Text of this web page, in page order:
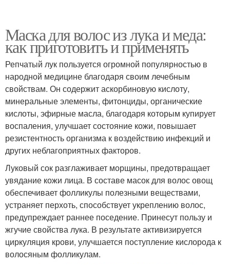
Маска для волос из лука и меда:
как приготовить и применять
Репчатый лук пользуется огромной популярностью в
народной медицине благодаря своим лечебным
свойствам. Он содержит аскорбиновую кислоту,
минеральные элементы, фитонциды, органические
кислоты, эфирные масла, благодаря которым купирует
воспаления, улучшает состояние кожи, повышает
резистентность организма к воздействию инфекций и
других неблагоприятных факторов.
Луковый сок разглаживает морщины, предотвращает
увядание кожи лица. В составе масок для волос овощ
обеспечивает фолликулы полезными веществами,
устраняет перхоть, способствует укреплению волос,
предупреждает раннее поседение. Принесут пользу и
жгучие свойства лука. В результате активизируется
циркуляция крови, улучшается поступление кислорода к
волосяным фолликулам.